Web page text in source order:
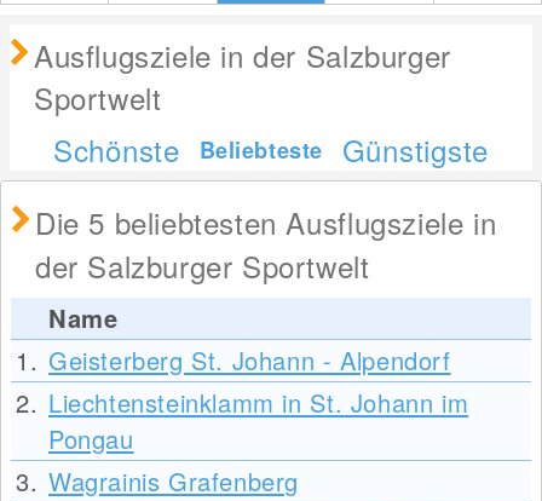
Ausflugsziele in der Salzburger
Sportwelt
Schönste
Beliebteste
Günstigste
Die 5 beliebtesten Ausflugsziele in
der Salzburger Sportwelt
Name
1. Geisterberg St. Johann - Alpendorf
2. Liechtensteinklamm in St. Johann im
Pongau
3. Wagrainis Grafenberg